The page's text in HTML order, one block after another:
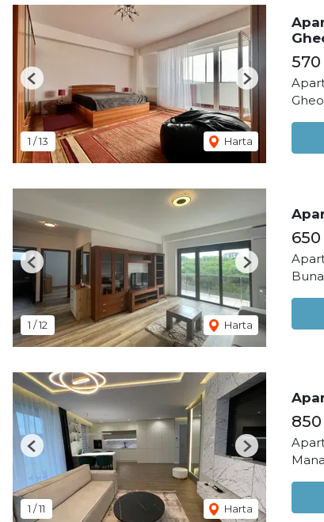
1 /13 Harta
Previous Next
1 /12 Harta
Previous Next
1 /11 Harta
Previous Next